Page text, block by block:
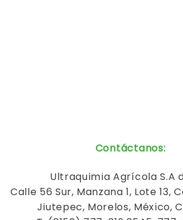
Contáctanos:
Ultraquimia Agrícola S.A
Calle 56 Sur, Manzana 1, Lote 13,
Jiutepec, Morelos, México,